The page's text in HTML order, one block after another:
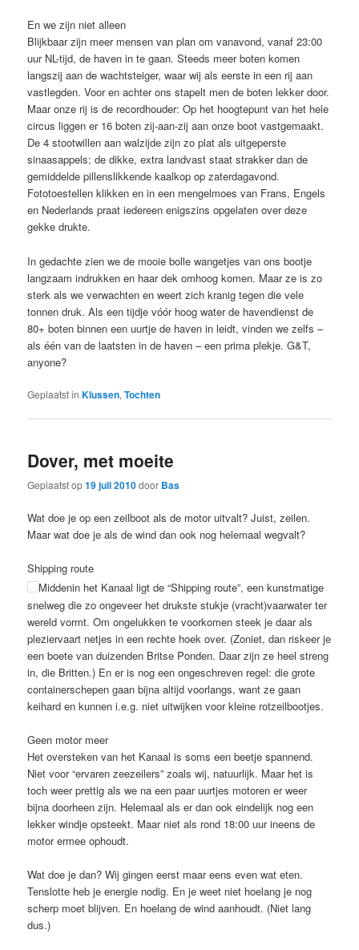
En we zijn niet alleen
Blijkbaar zijn meer mensen van plan om vanavond, vanaf 23:00
uur NL-tijd, de haven in te gaan. Steeds meer boten komen
langszij aan de wachtsteiger, waar wij als eerste in een rij aan
vastlegden. Voor en achter ons stapelt men de boten lekker door.
Maar onze rij is de recordhouder: Op het hoogtepunt van het hele
circus liggen er 16 boten zij-aan-zij aan onze boot vastgemaakt.
De 4 stootwillen aan walzijde zijn zo plat als uitgeperste
sinaasappels; de dikke, extra landvast staat strakker dan de
gemiddelde pillenslikkende kaalkop op zaterdagavond.
Fototoestellen klikken en in een mengelmoes van Frans, Engels
en Nederlands praat iedereen enigszins opgelaten over deze
gekke drukte.
In gedachte zien we de mooie bolle wangetjes van ons bootje
langzaam indrukken en haar dek omhoog komen. Maar ze is zo
sterk als we verwachten en weert zich kranig tegen die vele
tonnen druk. Als een tijdje vóór hoog water de havendienst de
80+ boten binnen een uurtje de haven in leidt, vinden we zelfs –
als één van de laatsten in de haven – een prima plekje. G&T,
anyone?
Geplaatst in Klussen,Tochten
Dover, met moeite
Geplaatst op19 juli 2010door Bas
Wat doe je op een zeilboot als de motor uitvalt? Juist, zeilen.
Maar wat doe je als de wind dan ook nog helemaal wegvalt?
Shipping route
Middenin het Kanaal ligt de “Shipping route”, een kunstmatige
snelweg die zo ongeveer het drukste stukje (vracht)vaarwater ter
wereld vormt. Om ongelukken te voorkomen steek je daar als
pleziervaart netjes in een rechte hoek over. (Zoniet, dan riskeer je
een boete van duizenden Britse Ponden. Daar zijn ze heel streng
in, die Britten.) En er is nog een ongeschreven regel: die grote
containerschepen gaan bijna altijd voorlangs, want ze gaan
keihard en kunnen i.e.g. niet uitwijken voor kleine rotzeilbootjes.
Geen motor meer
Het oversteken van het Kanaal is soms een beetje spannend.
Niet voor “ervaren zeezeilers” zoals wij, natuurlijk. Maar het is
toch weer prettig als we na een paar uurtjes motoren er weer
bijna doorheen zijn. Helemaal als er dan ook eindelijk nog een
lekker windje opsteekt. Maar niet als rond 18:00 uur ineens de
motor ermee ophoudt.
Wat doe je dan? Wij gingen eerst maar eens even wat eten.
Tenslotte heb je energie nodig. En je weet niet hoelang je nog
scherp moet blijven. En hoelang de wind aanhoudt. (Niet lang
dus.)